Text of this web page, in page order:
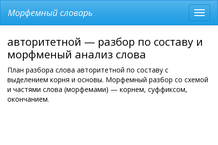
меню
Морфемный словарь
авторитетной — разбор по составу и
морфменый анализ слова
План разбора слова авторитетной по составу с
выделением корня и основы. Морфемный разбор со схемой
и частями слова (морфемами) — корнем, суффиксом,
окончанием.